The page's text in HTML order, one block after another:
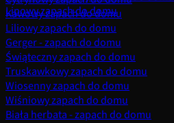
Lipowy zapach do domu
Kawowy zapach do domu
Liliowy zapach do domu
Gerger - zapach do domu
Świąteczny zapach do domu
Truskawkowy zapach do domu
Wiosenny zapach do domu
Wiśniowy zapach do domu
Biała herbata - zapach do domu